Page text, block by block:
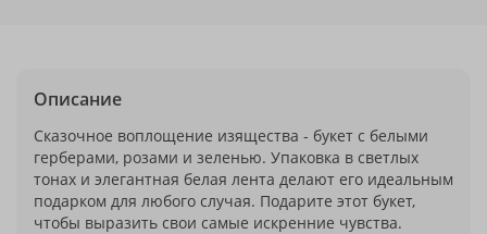
Описание
Сказочное воплощение изящества - букет с белыми
герберами, розами и зеленью. Упаковка в светлых
тонах и элегантная белая лента делают его идеальным
подарком для любого случая. Подарите этот букет,
чтобы выразить свои самые искренние чувства.